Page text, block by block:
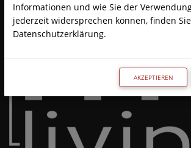
Informationen und wie Sie der
jederzeit widersprechen können, finden
Datenschutzerklärung.
AKZEPTIEREN